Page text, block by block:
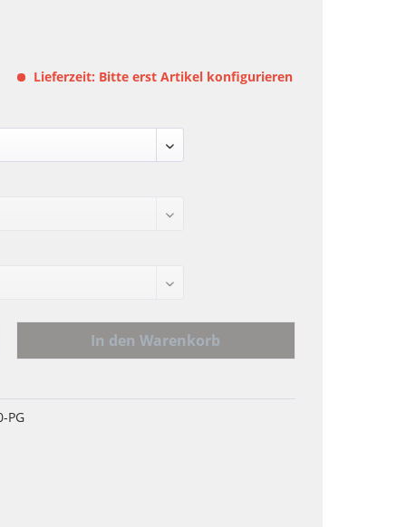
Lieferzeit: Bitte erst Artikel konfigurieren
In den Warenkorb
PG